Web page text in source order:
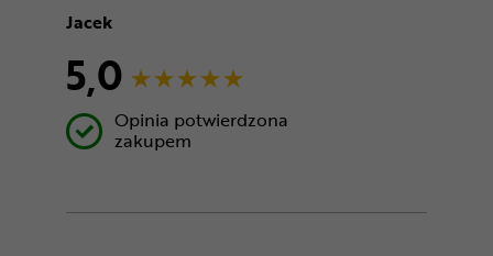
Jacek
5,0
Opinia potwierdzona
zakupem